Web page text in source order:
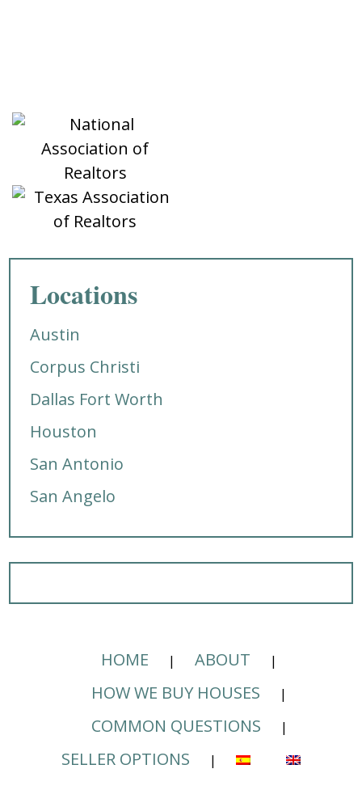
Locations
Austin
Corpus Christi
Dallas Fort Worth
Houston
San Antonio
San Angelo
HOME
ABOUT
HOW WE BUY HOUSES
COMMON QUESTIONS
SELLER OPTIONS